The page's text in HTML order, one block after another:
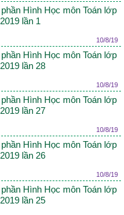
Hình Học môn Toán lớp
lần 1
10/8/19
Hình Học môn Toán lớp
lần 28
10/8/19
Hình Học môn Toán lớp
lần 27
10/8/19
Hình Học môn Toán lớp
lần 26
10/8/19
Hình Học môn Toán lớp
lần 25